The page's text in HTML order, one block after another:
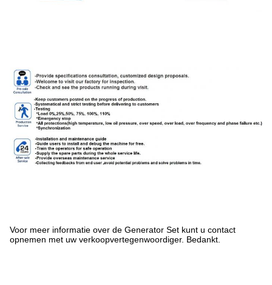
Voor meer informatie over de Generator Set kunt u contact
opnemen met uw verkoopvertegenwoordiger. Bedankt.